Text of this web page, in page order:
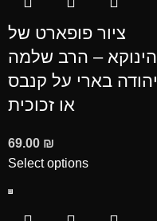
ציור פופארט של
הינוקא – הרב שלמה
יהודה בארי על קנבס
או זכוכית
69.00 ₪
Select options